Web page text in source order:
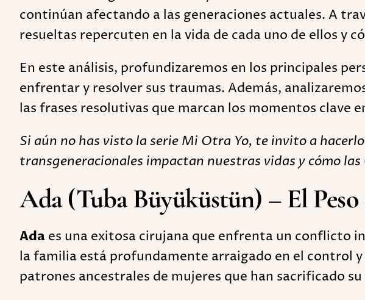
continúan afectando a las generaciones actuales. A
resueltas repercuten en la vida de cada uno de ellos y
En este análisis, profundizaremos en los principales
enfrentar y resolver sus traumas. Además,
las frases resolutivas que marcan los momentos clave
Si aún no has visto la serie Mi Otra Yo, te invito a
transgeneracionales impactan nuestras vidas y cómo
Ada (Tuba Büyüküstün) – El
Ada es una exitosa cirujana que enfrenta un conflicto
la familia está profundamente arraigado en el control
patrones ancestrales de mujeres que han sacrificado